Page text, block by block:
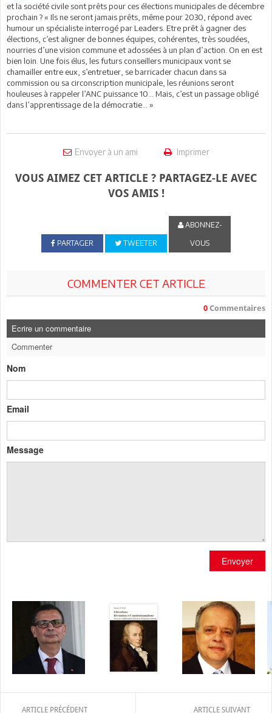
et la société civile sont prêts pour ces élections municipales de décembre
prochain ? « Ils ne seront jamais prêts, même pour 2030, répond avec
humour un spécialiste interrogé par Leaders. Etre prêt à gagner des
élections, c’est aligner de bonnes équipes, cohérentes, très soudées,
nourries d’une vision commune et adossées à un plan d’action. On en est
bien loin. Une fois élus, les futurs conseillers municipaux vont se
chamailler entre eux, s’entretuer, se barricader chacun dans sa
commission ou sa circonscription municipale, les réunions seront
houleuses à rappeler l’ANC puissance 10... Mais, c’est un passage obligé
dans l’apprentissage de la démocratie... »
Envoyer à un ami Imprimer
VOUS AIMEZ CET ARTICLE ? PARTAGEZ-LE AVEC
VOS AMIS !
PARTAGER TWEETER
ABONNEZ-
VOUS
COMMENTER CET ARTICLE
0 Commentaires
Ecrire un commentaire
Commenter
Nom
Email
Message
Envoyer
ARTICLE PRÉCÉDENT ARTICLE SUIVANT